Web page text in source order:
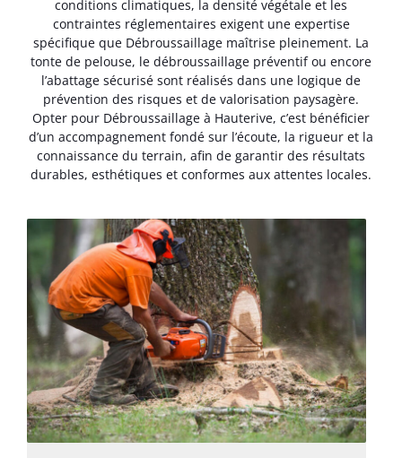
conditions climatiques, la densité végétale et les
contraintes réglementaires exigent une expertise
spécifique que Débroussaillage maîtrise pleinement. La
tonte de pelouse, le débroussaillage préventif ou encore
l’abattage sécurisé sont réalisés dans une logique de
prévention des risques et de valorisation paysagère.
Opter pour Débroussaillage à Hauterive, c’est bénéficier
d’un accompagnement fondé sur l’écoute, la rigueur et la
connaissance du terrain, afin de garantir des résultats
durables, esthétiques et conformes aux attentes locales.